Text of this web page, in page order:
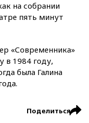
на собрании
пять минут
«Современника»
в 1984 году,
была Галина
Поделиться